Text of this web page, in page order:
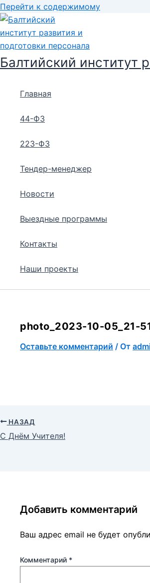
Перейти к содержимому
Балтийский институт
Главная
44-ФЗ
223-ФЗ
Тендер-менеджер
Новости
Выездные программы
Контакты
Наши проекты
photo_2023-10-05_21-
Оставьте комментарий / От
НАЗАД
С Днём Учителя!
Добавить комментарий
Ваш адрес email не будет
Комментарий *